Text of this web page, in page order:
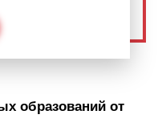
образований от